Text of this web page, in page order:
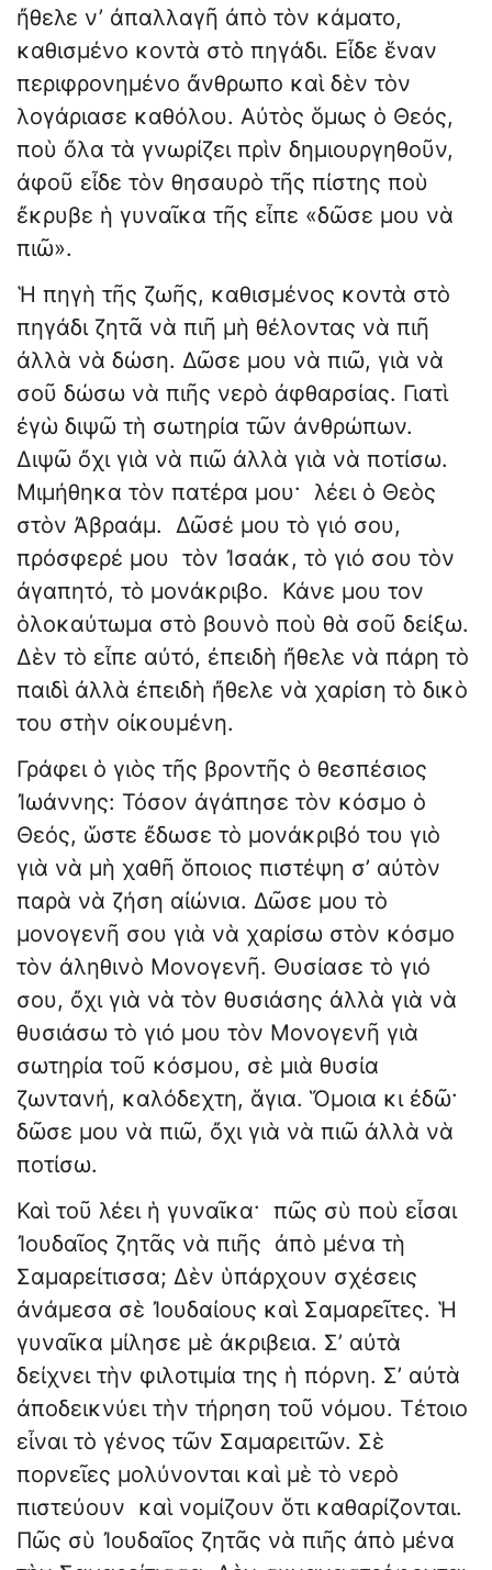
ἤθελε ν’ ἀπαλλαγῆ ἀπὸ τὸν κάματο,
καθισμένο κοντὰ στὸ πηγάδι. Εἶδε ἕναν
περιφρονημένο ἄνθρωπο καὶ δὲν τὸν
λογάριασε καθόλου. Αὐτὸς ὅμως ὁ Θεός,
ποὺ ὄλα τὰ γνωρίζει πρὶν δημιουργηθοῦν,
ἀφοῦ εἶδε τὸν θησαυρὸ τῆς πίστης ποὺ
ἔκρυβε ἡ γυναῖκα τῆς εἶπε «δῶσε μου νὰ
πιῶ».
Ἡ πηγὴ τῆς ζωῆς, καθισμένος κοντὰ στὸ
πηγάδι ζητᾶ νὰ πιῆ μὴ θέλοντας νὰ πιῆ
ἀλλὰ νὰ δώση. Δῶσε μου νὰ πιῶ, γιὰ νὰ
σοῦ δώσω νὰ πιῆς νερὸ ἀφθαρσίας. Γιατὶ
ἐγὼ διψῶ τὴ σωτηρία τῶν ἀνθρώπων.
Διψῶ ὄχι γιὰ νὰ πιῶ ἀλλὰ γιὰ νὰ ποτίσω.
Μιμήθηκα τὸν πατέρα μου· λέει ὁ Θεὸς
στὸν Ἀβραάμ. Δῶσέ μου τὸ γιό σου,
πρόσφερέ μου τὸν Ἰσαάκ, τὸ γιό σου τὸν
ἀγαπητό, τὸ μονάκριβο. Κάνε μου τον
ὁλοκαύτωμα στὸ βουνὸ ποὺ θὰ σοῦ δείξω.
Δὲν τὸ εἶπε αὐτό, ἐπειδὴ ἤθελε νὰ πάρη τὸ
παιδὶ ἀλλὰ ἐπειδὴ ἤθελε νὰ χαρίση τὸ δικὸ
του στὴν οἰκουμένη.
Γράφει ὁ γιὸς τῆς βροντῆς ὁ θεσπέσιος
Ἰωάννης: Τόσον ἀγάπησε τὸν κόσμο ὁ
Θεός, ὥστε ἔδωσε τὸ μονάκριβό του γιὸ
γιὰ νὰ μὴ χαθῆ ὅποιος πιστέψη σ’ αὐτὸν
παρὰ νὰ ζήση αἰώνια. Δῶσε μου τὸ
μονογενῆ σου γιὰ νὰ χαρίσω στὸν κόσμο
τὸν ἀληθινὸ Μονογενῆ. Θυσίασε τὸ γιό
σου, ὄχι γιὰ νὰ τὸν θυσιάσης ἀλλὰ γιὰ νὰ
θυσιάσω τὸ γιό μου τὸν Μονογενῆ γιὰ
σωτηρία τοῦ κόσμου, σὲ μιὰ θυσία
ζωντανή, καλόδεχτη, ἅγια. Ὅμοια κι ἐδῶ·
δῶσε μου νὰ πιῶ, ὄχι γιὰ νὰ πιῶ ἀλλὰ νὰ
ποτίσω.
Καὶ τοῦ λέει ἡ γυναῖκα· πῶς σὺ ποὺ εἶσαι
Ἰουδαῖος ζητᾶς νὰ πιῆς ἀπὸ μένα τὴ
Σαμαρείτισσα; Δὲν ὑπάρχουν σχέσεις
ἀνάμεσα σὲ Ἰουδαίους καὶ Σαμαρεῖτες. Ἡ
γυναῖκα μίλησε μὲ ἀκριβεια. Σ’ αὐτὰ
δείχνει τὴν φιλοτιμία της ἡ πόρνη. Σ’ αὐτὰ
ἀποδεικνύει τὴν τήρηση τοῦ νόμου. Τέτοιο
εἶναι τὸ γένος τῶν Σαμαρειτῶν. Σὲ
πορνεῖες μολύνονται καὶ μὲ τὸ νερὸ
πιστεύουν καὶ νομίζουν ὅτι καθαρίζονται.
Πῶς σὺ Ἰουδαῖος ζητᾶς νὰ πιῆς ἀπὸ μένα